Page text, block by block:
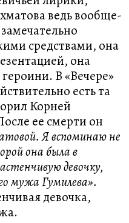
ведь вообще-
средствами, она
она
В «Вечере»
есть та
Корней
ее смерти он
Я вспоминаю не
она была в
девочку,
мужа Гумилева».
девочка,